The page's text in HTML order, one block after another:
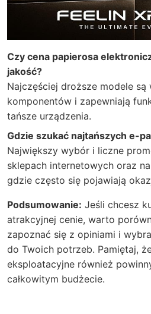
Czy cena papierosa
jakość?
Najczęściej droższe modele
komponentów i zapewniają
tańsze urządzenia.
Gdzie szukać najtańszych e-
Największy wybór i liczne
sklepach internetowych oraz
gdzie często się pojawiają
Podsumowanie: Jeśli chcesz
atrakcyjnej cenie, warto
zapoznać się z opiniami i
do Twoich potrzeb. Pamiętaj,
eksploatacyjne również
całkowitym budżecie.